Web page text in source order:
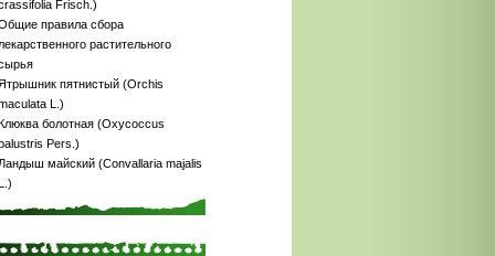
Frisch.)
правила сбора
растительного
пятнистый (Orchis
L.)
болотная (Oxycoccus
Pers.)
майский (Convallaria majalis